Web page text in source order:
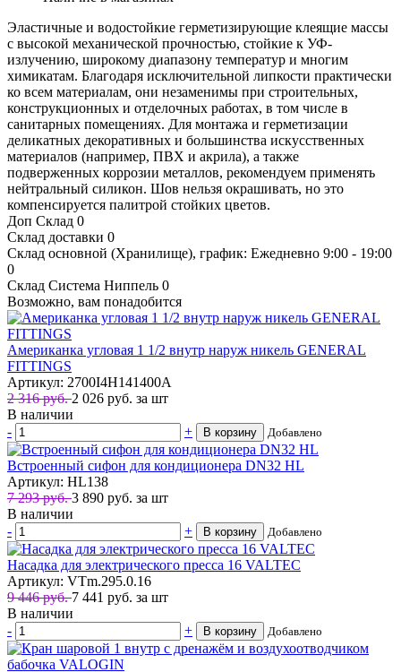
Эластичные и водостойкие герметизирующие клеящие массы
с высокой механической прочностью, стойкие к УФ-
излучению, широкому диапазону температур и многим
химикатам. Благодаря исключительной липкости практически
ко всем материалам, они незаменимы при строительных,
конструкционных и отделочных работах, в том числе в
санитарных помещениях. Для монтажа и герметизации
деликатных декоративных и большинства искусственных
материалов (например, ПВХ и акрила), а также
подверженных коррозии металлов, рекомендуем применять
нейтральный силикон. Шов нельзя окрашивать, но это
компенсируется палитрой стойких цветов.
Доп Склад 0
Склад доставки 0
Склад основной (Хранилище), график: Ежедневно 9:00 - 19:00
0
Склад Система Ниппель 0
Возможно, вам понадобится
Американка угловая 1 1/2 внутр наруж никель GENERAL
FITTINGS
Артикул: 2700I4H141400A
2 316 руб.2 026 руб. за шт
В наличии
-
+ В корзину Добавлено
Встроенный сифон для кондиционера DN32 HL
Артикул: HL138
7 293 руб.3 890 руб. за шт
В наличии
-
+ В корзину Добавлено
Насадка для электрического пресса 16 VALTEC
Артикул: VTm.295.0.16
9 446 руб.7 441 руб. за шт
В наличии
-
+ В корзину Добавлено